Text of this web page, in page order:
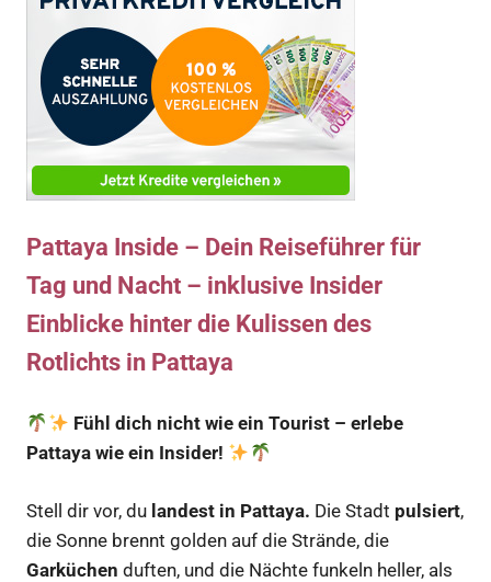
Pattaya Inside – Dein Reiseführer für
Tag und Nacht – inklusive Insider
Einblicke hinter die Kulissen des
Rotlichts in Pattaya
Fühl dich nicht wie ein Tourist – erlebe
Pattaya wie ein Insider!
Stell dir vor, du landest in Pattaya. Die Stadt pulsiert,
die Sonne brennt golden auf die Strände, die
Garküchen duften, und die Nächte funkeln heller, als